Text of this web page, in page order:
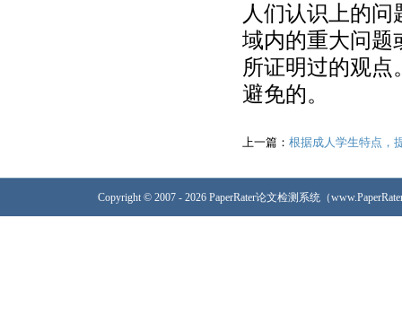
人们认识上的
域内的重大问题
所证明过的观
避免的。
上一篇： 根据成人学生特点，
Copyright © 2007 - 2026 PaperRater论文检测系统（